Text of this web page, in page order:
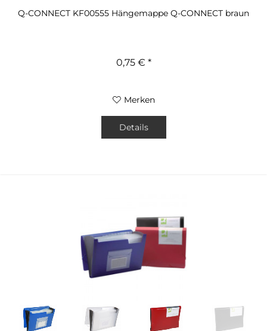
Q-CONNECT KF00555 Hängemappe Q-CONNECT braun
0,75 € *
Merken
Details